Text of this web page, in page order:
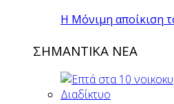
H Mόνιμη αποίκιση
ΣΗΜΑΝΤΙΚΑ ΝΕΑ